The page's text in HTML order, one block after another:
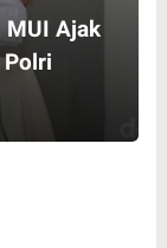
MUI Ajak